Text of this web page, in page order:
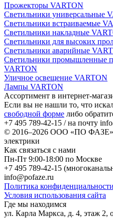
Прожекторы VARTON
Светильники универсальные
Светильники встраиваемые
Светильники накладные
Светильники для высоких
Светильники аварийные
Светильники промышленные
VARTON
Уличное освещение VARTON
Лампы VARTON
Ассортимент в интернет-
Если вы не нашли то, что
свободной форме либо
+7 495 789-42-15 / на почту
© 2016–2026 ООО «ПО ФАЗЕ»
электрики
Как связаться с нами
Пн-Пт 9:00-18:00 по Москве
+7 495 789-42-15
info@pofaze.ru
Политика конфиденциальности
Условия использования сайта
Где мы находимся
ул. Карла Маркса, д. 4, этаж 2,